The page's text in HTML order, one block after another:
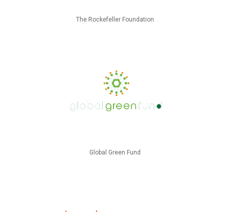
The Rockefeller Foundation
Global Green Fund